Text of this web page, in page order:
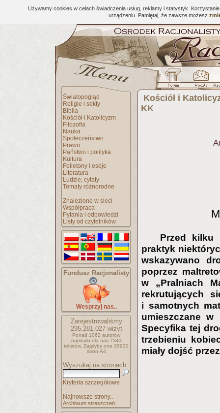
Używamy cookies w celach świadczenia usług, reklamy i statystyk.
urządzeniu. Pamiętaj, że zawsze możesz
Światopogląd
Religie i sekty
Biblia
Kościół i Katolicyzm
Filozofia
Nauka
Społeczeństwo
Prawo
Państwo i polityka
Kultura
Felietony i eseje
Literatura
Ludzie, cytaty
Tematy różnorodne
Znalezione w sieci
Współpraca
Pytania i odpowiedzi
Listy od czytelników
Fundusz Racjonalisty
Wesprzyj nas..
Zarejestrowaliśmy
295.281.027wizyt
Ponad 1062 autorów
napisało dla nas 7343
tekstów. Zajęłyby one 28930
stron A4
Wyszukaj na stronach:
Kryteria szczegółowe
Najnowsze strony..
Archiwum streszczeń..
Kościół i
KK
Przed kilku
praktyk
wskazywano
poprzez
w „Pralniach
rekrutujących
i samotnych
umieszczane w
Specyfika tej
trzebieniu
miały dojść